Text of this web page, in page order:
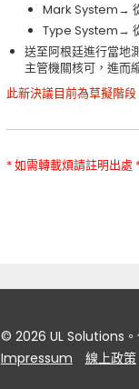
Mark System→ 從
Type System→ 從
送至阿根廷進行當地
主管機關核可，進而
此新決議目前為草擬階
* 如需轉載煩請註明出處
© 2026 UL Solutions。
Impressum
線上政策